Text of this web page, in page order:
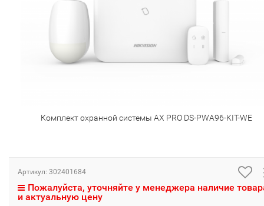
Комплект охранной системы AX PRO DS-PWA96-KIT-WE
Артикул: 302401684
Пожалуйста, уточняйте у менеджера наличие
и актуальную цену